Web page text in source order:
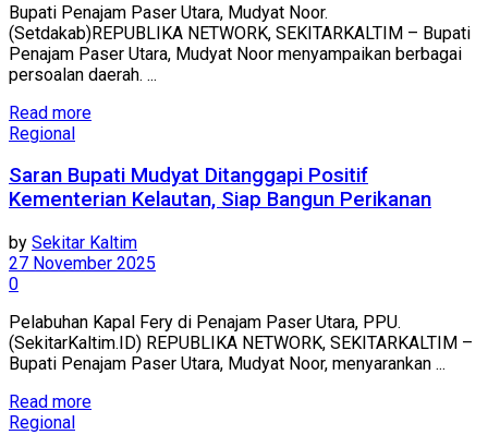
Bupati Penajam Paser Utara, Mudyat Noor.
(Setdakab)REPUBLIKA NETWORK, SEKITARKALTIM – Bupati
Penajam Paser Utara, Mudyat Noor menyampaikan berbagai
persoalan daerah. ...
Read more
Regional
Saran Bupati Mudyat Ditanggapi Positif
Kementerian Kelautan, Siap Bangun Perikanan
by Sekitar Kaltim
27 November 2025
0
Pelabuhan Kapal Fery di Penajam Paser Utara, PPU.
(SekitarKaltim.ID) REPUBLIKA NETWORK, SEKITARKALTIM –
Bupati Penajam Paser Utara, Mudyat Noor, menyarankan ...
Read more
Regional